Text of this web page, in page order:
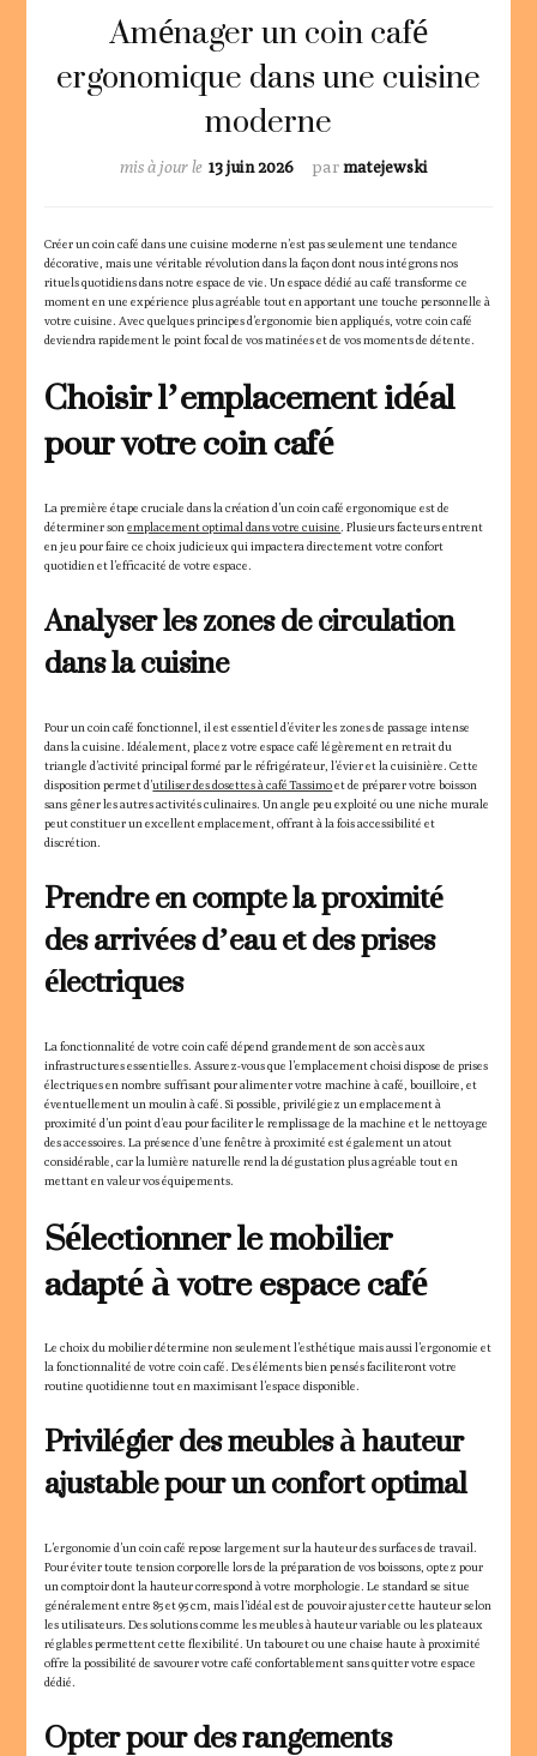
Aménager un coin café
ergonomique dans une cuisine
moderne
parmatejewski
mis à jour le 13 juin 2026
Créer un coin café dans une cuisine moderne n’est pas seulement une tendance
décorative, mais une véritable révolution dans la façon dont nous intégrons nos
rituels quotidiens dans notre espace de vie. Un espace dédié au café transforme ce
moment en une expérience plus agréable tout en apportant une touche personnelle à
votre cuisine. Avec quelques principes d’ergonomie bien appliqués, votre coin café
deviendra rapidement le point focal de vos matinées et de vos moments de détente.
Choisir l’emplacement idéal
pour votre coin café
La première étape cruciale dans la création d’un coin café ergonomique est de
déterminer sonemplacement optimal dans votre cuisine. Plusieurs facteurs entrent
en jeu pour faire ce choix judicieux qui impactera directement votre confort
quotidien et l’efficacité de votre espace.
Analyser les zones de circulation
dans la cuisine
Pour un coin café fonctionnel, il est essentiel d’éviter les zones de passage intense
dans la cuisine. Idéalement, placez votre espace café légèrement en retrait du
triangle d’activité principal formé par le réfrigérateur, l’évier et la cuisinière. Cette
disposition permet d’utiliser des dosettes à café Tassimoet de préparer votre boisson
sans gêner les autres activités culinaires. Un angle peu exploité ou une niche murale
peut constituer un excellent emplacement, offrant à la fois accessibilité et
discrétion.
Prendre en compte la proximité
des arrivées d’eau et des prises
électriques
La fonctionnalité de votre coin café dépend grandement de son accès aux
infrastructures essentielles. Assurez-vous que l’emplacement choisi dispose de prises
électriques en nombre suffisant pour alimenter votre machine à café, bouilloire, et
éventuellement un moulin à café. Si possible, privilégiez un emplacement à
proximité d’un point d’eau pour faciliter le remplissage de la machine et le nettoyage
des accessoires. La présence d’une fenêtre à proximité est également un atout
considérable, car la lumière naturelle rend la dégustation plus agréable tout en
mettant en valeur vos équipements.
Sélectionner le mobilier
adapté à votre espace café
Le choix du mobilier détermine non seulement l’esthétique mais aussi l’ergonomie et
la fonctionnalité de votre coin café. Des éléments bien pensés faciliteront votre
routine quotidienne tout en maximisant l’espace disponible.
Privilégier des meubles à hauteur
ajustable pour un confort optimal
L’ergonomie d’un coin café repose largement sur la hauteur des surfaces de travail.
Pour éviter toute tension corporelle lors de la préparation de vos boissons, optez pour
un comptoir dont la hauteur correspond à votre morphologie. Le standard se situe
généralement entre 85 et 95 cm, mais l’idéal est de pouvoir ajuster cette hauteur selon
les utilisateurs. Des solutions comme les meubles à hauteur variable ou les plateaux
réglables permettent cette flexibilité. Un tabouret ou une chaise haute à proximité
offre la possibilité de savourer votre café confortablement sans quitter votre espace
dédié.
Opter pour des rangements